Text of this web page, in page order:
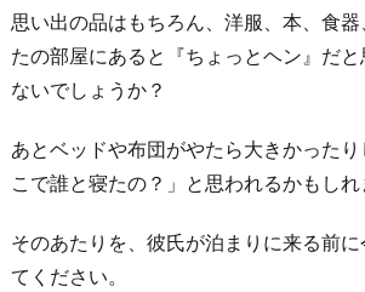
思い出の品はもちろん、洋服、本、食
たの部屋にあると『ちょっとヘン』だ
ないでしょうか？
あとベッドや布団がやたら大きかった
こで誰と寝たの？」と思われるかもしれ
そのあたりを、彼氏が泊まりに来る前
てください。